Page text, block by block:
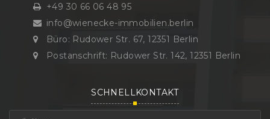
+49 30 66 06 48 95
info@wienecke-immobilien.berlin
Büro: Rudower Str. 67, 12351 Berlin
Postanschrift: Rudower Str. 142, 12351 Berlin
SCHNELLKONTAKT